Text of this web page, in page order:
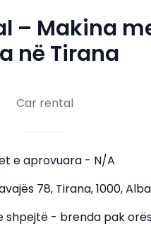
– Makina
në Tirana
Car rental
e aprovuara - N/A
78, Tirana, 1000,
shpejtë - brenda pak